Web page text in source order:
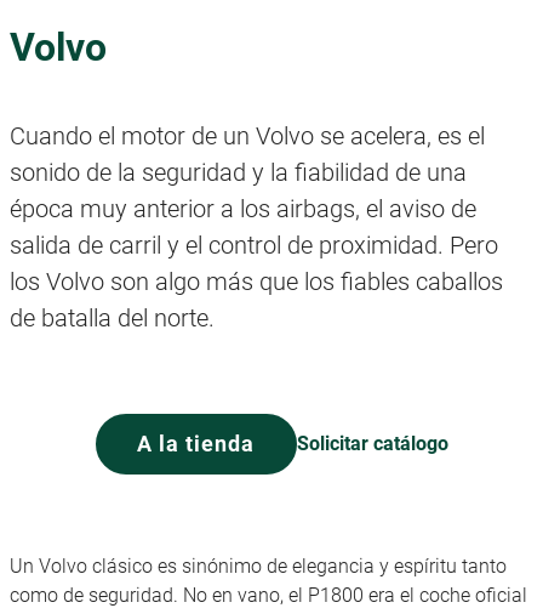
Volvo
Cuando el motor de un Volvo se acelera, es el
sonido de la seguridad y la fiabilidad de una
época muy anterior a los airbags, el aviso de
salida de carril y el control de proximidad. Pero
los Volvo son algo más que los fiables caballos
de batalla del norte.
A la tienda Solicitar catálogo
Un Volvo clásico es sinónimo de elegancia y espíritu tanto
como de seguridad. No en vano, el P1800 era el coche oficial